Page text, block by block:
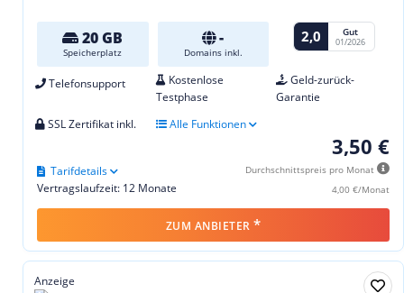
20 GB
Speicherplatz
-
Domains inkl.
2,0 Gut
01/2026
Telefonsupport
Kostenlose
Testphase
Geld-zurück-
Garantie
SSL Zertifikat inkl.
Alle Funktionen
3,50 €
Durchschnittspreis pro Monat
4,00 €/Monat
Vertragslaufzeit: 12 Monate
Tarifdetails
ZUM ANBIETER *
Anzeige